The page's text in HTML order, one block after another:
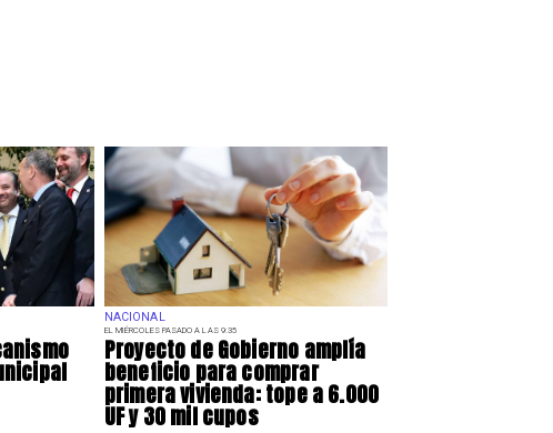
NACIONAL
EL MIÉRCOLES PASADO A LAS 9:35
Proyecto de Gobierno amplía
beneficio para comprar
primera vivienda: tope a 6.000
UF y 30 mil cupos